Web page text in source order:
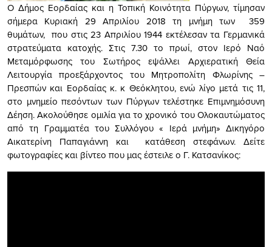
Ο Δήμος Εορδαίας και η Τοπική Κοινότητα Πύργων, τίμησαν
σήμερα Κυριακή 29 Απριλίου 2018 τη μνήμη των 359
θυμάτων, που στις 23 Απριλίου 1944 εκτέλεσαν τα Γερμανικά
στρατεύματα κατοχής. Στις 7.30 το πρωί, στον Ιερό Ναό
Μεταμόρφωσης του Σωτήρος εψάλλει Αρχιερατική Θεία
Λειτουργία προεξάρχοντος του Μητροπολίτη Φλωρίνης –
Πρεσπών και Εορδαίας κ. κ Θεόκλητου, ενώ λίγο μετά τις 11,
στο μνημείο πεσόντων των Πύργων τελέστηκε Επιμνημόσυνη
Δέηση. Ακολούθησε ομιλία για το χρονικό του Ολοκαυτώματος
από τη Γραμματέα του Συλλόγου « Ιερά μνήμη» Δικηγόρο
Αικατερίνη Παπαγιάννη και κατάθεση στεφάνων. Δείτε
φωτογραφίες και βίντεο που μας έστειλε ο Γ. Κατσανίκος: